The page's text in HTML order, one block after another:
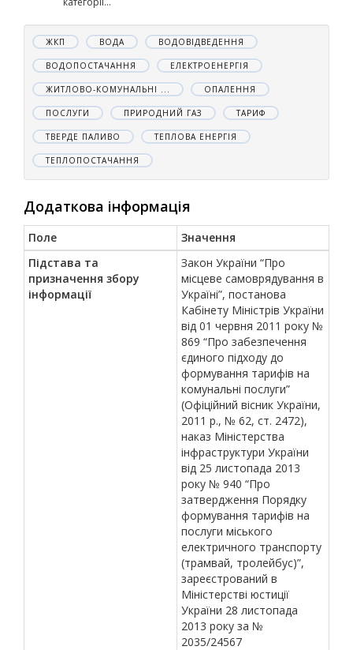
ЖКП ВОДА ВОДОВІДВЕДЕННЯ
ВОДОПОСТАЧАННЯ ЕЛЕКТРОЕНЕРГІЯ
ЖИТЛОВО-КОМУНАЛЬНІ ... ОПАЛЕННЯ
ПОСЛУГИ ПРИРОДНИЙ ГАЗ ТАРИФ
ТВЕРДЕ ПАЛИВО ТЕПЛОВА ЕНЕРГІЯ
ТЕПЛОПОСТАЧАННЯ
Додаткова інформація
Поле
Значення
Підстава та
призначення збору
інформації
Закон України “Про
місцеве самоврядування в
Україні”, постанова
Кабінету Міністрів України
від 01 червня 2011 року №
869 “Про забезпечення
єдиного підходу до
формування тарифів на
комунальні послуги”
(Офіційний вісник України,
2011 р., № 62, ст. 2472),
наказ Міністерства
інфраструктури України
від 25 листопада 2013
року № 940 “Про
затвердження Порядку
формування тарифів на
послуги міського
електричного транспорту
(трамвай, тролейбус)”,
зареєстрований в
Міністерстві юстиції
України 28 листопада
2013 року за №
2035/24567